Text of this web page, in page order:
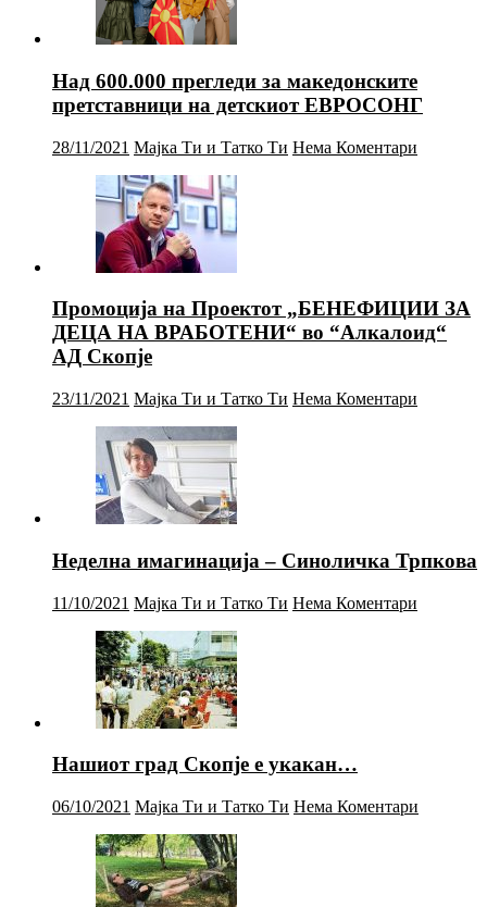
Над 600.000 прегледи за македонските
претставници на детскиот ЕВРОСОНГ
28/11/2021 Мајка Ти и Татко Ти Нема Коментари
Промоција на Проектот „БЕНЕФИЦИИ ЗА
ДЕЦА НА ВРАБОТЕНИ“ во “Алкалоид“
АД Скопје
23/11/2021 Мајка Ти и Татко Ти Нема Коментари
Неделна имагинација – Синоличка Трпкова
11/10/2021 Мајка Ти и Татко Ти Нема Коментари
Нашиот град Скопје е укакан…
06/10/2021 Мајка Ти и Татко Ти Нема Коментари